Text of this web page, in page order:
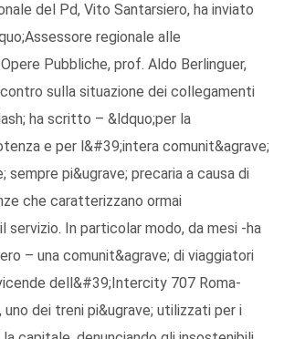
del Pd, Vito Santarsiero, ha inviato
regionale alle
Pubbliche, prof. Aldo Berlinguer,
sulla situazione dei collegamenti
ha scritto – &ldquo;per la
e per l&#39;intera comunit&agrave;
sempre pi&ugrave; precaria a causa di
che caratterizzano ormai
servizio. In particolar modo, da mesi -ha
– una comunit&agrave; di viaggiatori
dell&#39;Intercity 707 Roma-
dei treni pi&ugrave; utilizzati per i